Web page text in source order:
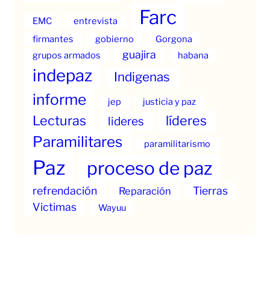
EMC entrevista Farc
firmantes gobierno
Gorgona
grupos armados
guajira habana
indepaz Indigenas
informe jep justicia y paz
Lecturas lideres líderes
Paramilitares paramilitarismo
Paz proceso de paz
refrendación Reparación
Tierras
Victimas
Wayuu